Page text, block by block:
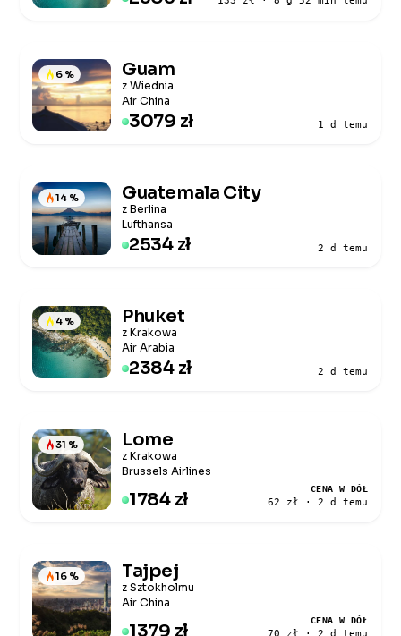
6 % Guam
z Wiednia
Air China
3079 zł 1 d temu
14 % Guatemala City
z Berlina
Lufthansa
2534 zł 2 d temu
4 % Phuket
z Krakowa
Air Arabia
2384 zł 2 d temu
31 % Lome
z Krakowa
Brussels Airlines
1784 zł CENA W DÓŁ
62 zł · 2 d temu
16 % Tajpej
z Sztokholmu
Air China
1379 zł CENA W DÓŁ